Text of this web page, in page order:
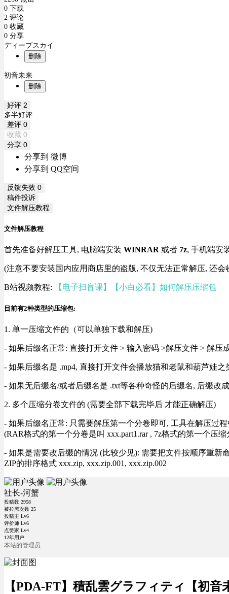
0 下载
2 评论
0 收藏
0 分享
ディープスカイ
删除
初音未来
删除
好评 2
多半好评
差评 0
收藏 0
分享 0
分享到 微博
分享到 QQ空间
反馈失效 0
稿件投诉
文件解压教程
文件解压教程
首先准备好解压工具, 电脑端安装 WINRAR 或者 7z, 手机端安
(注意不要安装国内应用商店里的盗版, 不仅无法正常解压, 还会
B站视频教程: 【电子扫盲课】【小白必看】如何解压压缩包
目前有2种类型的压缩包:
1. 单一压缩文件的（可以单独下载和解压)
- 如果后缀名正常: 直接打开文件 > 输入密码 >解压文件 > 解压
- 如果后缀名是 .mp4, 直接打开文件会播放猫和老鼠和葫芦娃
- 如果无后缀名/或者后缀名是 .txt等各种奇怪的后缀名, 后缀改
2. 多个压缩分卷文件的 (需要全部下载完毕后 才能正确解压)
- 如果后缀名正常: 只需要解压第一个分卷即可, 工具在解压过
(RAR格式的第一个分卷是叫 xxx.part1.rar , 7z格式的第一个压
- 如果是需要改后缀的情况 (比较少见): 需要把文件按顺序重新
ZIP的排序格式 xxx.zip, xxx.zip.001, xxx.zip.002
社长-河蟹
投稿数 2958
被拉黑次数 25
投稿主 Lv6
评价师 Lv6
点赞家 Lv4
12年用户
本站的管理员
【PDA-FT】積乱雲グラフィティ【初音